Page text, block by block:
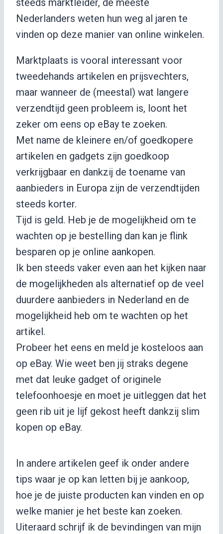
Nederlanders weten hun weg al jaren te
vinden op deze manier van online winkelen.
Marktplaats is vooral interessant voor
tweedehands artikelen en prijsvechters,
maar wanneer de (meestal) wat langere
verzendtijd geen probleem is, loont het
zeker om eens op eBay te zoeken.
Met name de kleinere en/of goedkopere
artikelen en gadgets zijn goedkoop
verkrijgbaar en dankzij de toename van
aanbieders in Europa zijn de verzendtijden
steeds korter.
Tijd is geld. Heb je de mogelijkheid om te
wachten op je bestelling dan kan je flink
besparen op je online aankopen.
Ik ben steeds vaker even aan het kijken naar
de mogelijkheden als alternatief op de veel
duurdere aanbieders in Nederland en de
mogelijkheid heb om te wachten op het
artikel.
Probeer het eens en meld je kosteloos aan
op eBay. Wie weet ben jij straks degene
met dat leuke gadget of originele
telefoonhoesje en moet je uitleggen dat het
geen rib uit je lijf gekost heeft dankzij slim
kopen op eBay.
In andere artikelen geef ik onder andere
tips waar je op kan letten bij je aankoop,
hoe je de juiste producten kan vinden en op
welke manier je het beste kan zoeken.
Uiteraard schrijf ik de bevindingen van mijn